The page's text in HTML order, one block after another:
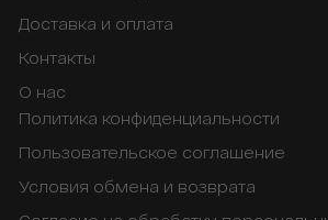
Доставка и оплата
Контакты
О нас
Политика конфиденциальности
Пользовательское соглашение
Условия обмена и возврата